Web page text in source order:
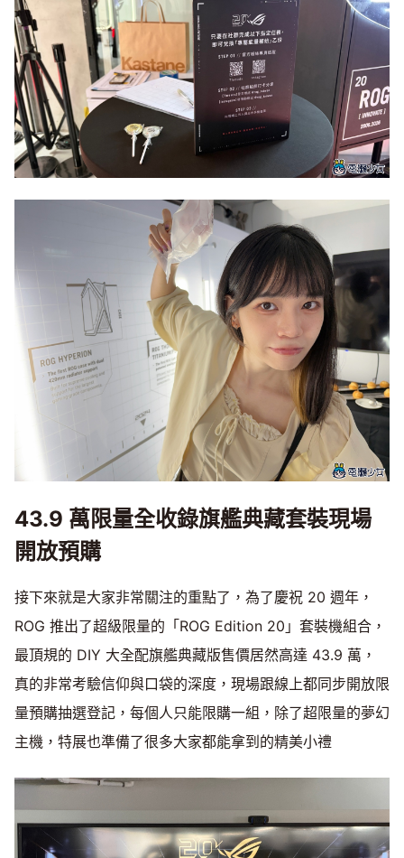
43.9 萬限量全收錄旗艦典藏套裝現場
開放預購
接下來就是大家非常關注的重點了，為了慶祝 20 週年，
ROG 推出了超級限量的「ROG Edition 20」套裝機組合，
最頂規的 DIY 大全配旗艦典藏版售價居然高達 43.9 萬，
真的非常考驗信仰與口袋的深度，現場跟線上都同步開放限
量預購抽選登記，每個人只能限購一組，除了超限量的夢幻
主機，特展也準備了很多大家都能拿到的精美小禮